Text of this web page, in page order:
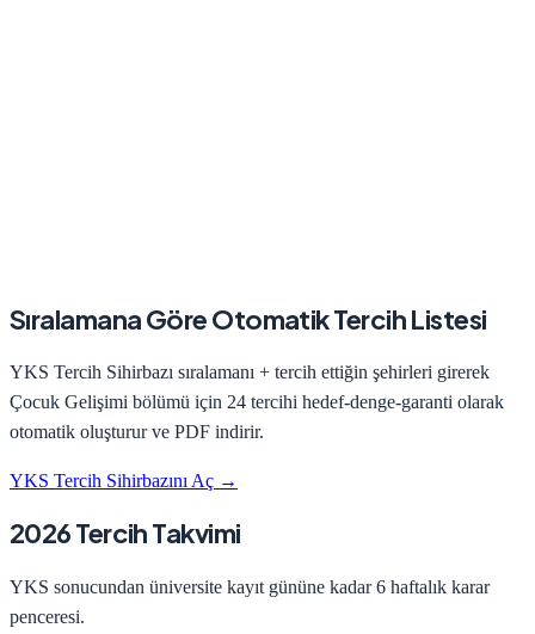
Sıralamana Göre Otomatik Tercih Listesi
YKS Tercih Sihirbazı sıralamanı + tercih ettiğin şehirleri girerek
Çocuk Gelişimi bölümü için 24 tercihi hedef-denge-garanti olarak
otomatik oluşturur ve PDF indirir.
YKS Tercih Sihirbazını Aç →
2026 Tercih Takvimi
YKS sonucundan üniversite kayıt gününe kadar 6 haftalık karar
penceresi.